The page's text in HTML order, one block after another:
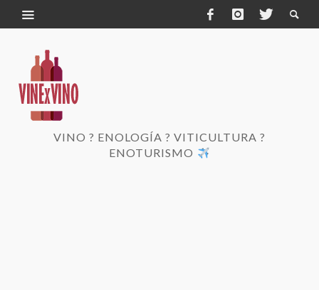
VINO ? ENOLOGÍA ? VITICULTURA ?
ENOTURISMO